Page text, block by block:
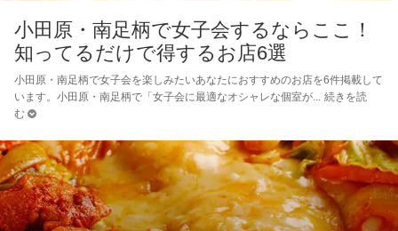
小田原・南足柄で女子会するならここ！
知ってるだけで得するお店6選
小田原・南足柄で女子会を楽しみたいあなたにおすすめのお店を6件掲載して
います。小田原・南足柄で「女子会に最適なオシャレな個室が
続きを読
む